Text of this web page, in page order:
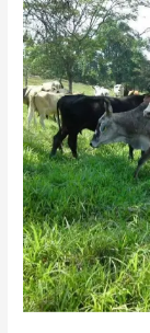
ganaderos
como
parte
de
experiencia
de
conservación
medioambiental
en
Casanare